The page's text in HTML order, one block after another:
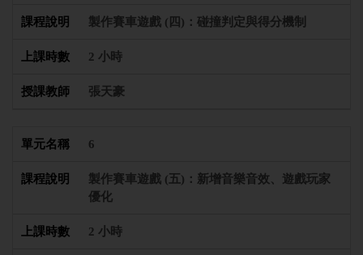
製作賽車遊戲 (四)：碰撞判定與得分機制
2 小時
張天豪
6
製作賽車遊戲 (五)：新增音樂音效、遊戲玩家
優化
2 小時